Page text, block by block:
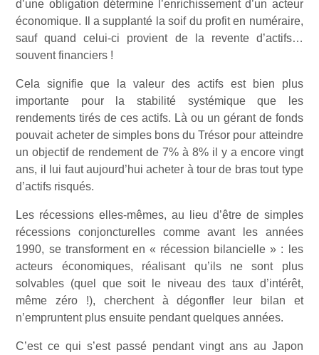
d’une obligation détermine l’enrichissement d’un acteur
économique. Il a supplanté la soif du profit en numéraire,
sauf quand celui-ci provient de la revente d’actifs…
souvent financiers !
Cela signifie que la valeur des actifs est bien plus
importante pour la stabilité systémique que les
rendements tirés de ces actifs. Là ou un gérant de fonds
pouvait acheter de simples bons du Trésor pour atteindre
un objectif de rendement de 7% à 8% il y a encore vingt
ans, il lui faut aujourd’hui acheter à tour de bras tout type
d’actifs risqués.
Les récessions elles-mêmes, au lieu d’être de simples
récessions conjoncturelles comme avant les années
1990, se transforment en « récession bilancielle » : les
acteurs économiques, réalisant qu’ils ne sont plus
solvables (quel que soit le niveau des taux d’intérêt,
même zéro !), cherchent à dégonfler leur bilan et
n’empruntent plus ensuite pendant quelques années.
C’est ce qui s’est passé pendant vingt ans au Japon